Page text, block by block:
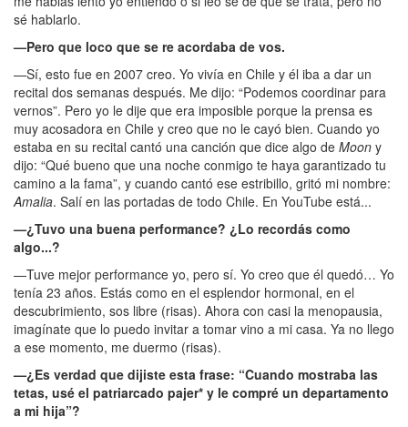
sé hablarlo.
—Pero que loco que se re acordaba de vos.
—Sí, esto fue en 2007 creo. Yo vivía en Chile y él iba a dar un
recital dos semanas después. Me dijo: “Podemos coordinar para
vernos”. Pero yo le dije que era imposible porque la prensa es
muy acosadora en Chile y creo que no le cayó bien. Cuando yo
estaba en su recital cantó una canción que dice algo de Moon y
dijo: “Qué bueno que una noche conmigo te haya garantizado tu
camino a la fama”, y cuando cantó ese estribillo, gritó mi nombre:
Amalia. Salí en las portadas de todo Chile. En YouTube está...
—¿Tuvo una buena performance? ¿Lo recordás como
algo...?
—Tuve mejor performance yo, pero sí. Yo creo que él quedó… Yo
tenía 23 años. Estás como en el esplendor hormonal, en el
descubrimiento, sos libre (risas). Ahora con casi la menopausia,
imagínate que lo puedo invitar a tomar vino a mi casa. Ya no llego
a ese momento, me duermo (risas).
—¿Es verdad que dijiste esta frase: “Cuando mostraba las
tetas, usé el patriarcado pajer* y le compré un departamento
a mi hija”?